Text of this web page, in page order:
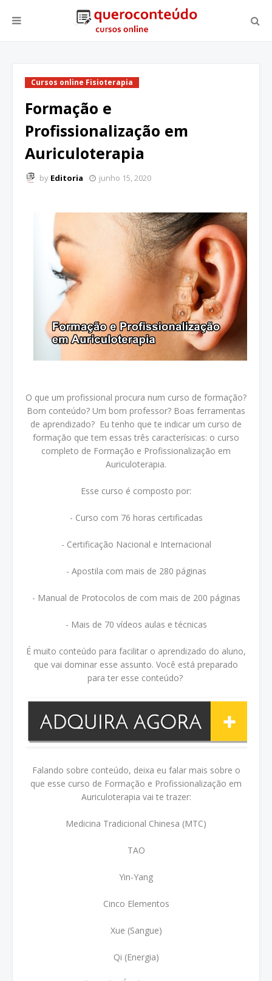
Cursos online Fisioterapia
Formação e
Profissionalização em
Auriculoterapia
by Editoria junho 15, 2020
O que um profissional procura num curso de formação?
Bom conteúdo? Um bom professor? Boas ferramentas
de aprendizado? Eu tenho que te indicar um curso de
formação que tem essas três caracterísicas: o curso
completo de Formação e Profissionalização em
Auriculoterapia.
Esse curso é composto por:
- Curso com 76 horas certificadas
- Certificação Nacional e Internacional
- Apostila com mais de 280 páginas
- Manual de Protocolos de com mais de 200 páginas
- Mais de 70 vídeos aulas e técnicas
É muito conteúdo para facilitar o aprendizado do aluno,
que vai dominar esse assunto. Você está preparado
para ter esse conteúdo?
Falando sobre conteúdo, deixa eu falar mais sobre o
que esse curso de Formação e Profissionalização em
Auriculoterapia vai te trazer:
Medicina Tradicional Chinesa (MTC)
TAO
Yin-Yang
Cinco Elementos
Xue (Sangue)
Qi (Energia)